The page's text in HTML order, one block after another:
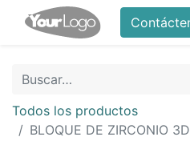
Todos los productos
BLOQUE DE ZIRCONIO